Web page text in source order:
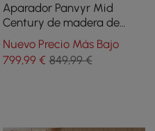
Aparador Panvyr Mid
Century de madera de
nogal de 60 pulgadas con
almacenamiento y
estantes ajustables
Nuevo Precio Más Bajo
799,99€ 849,99 €